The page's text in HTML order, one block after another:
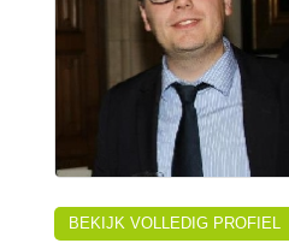
BEKIJK VOLLEDIG PROFIEL